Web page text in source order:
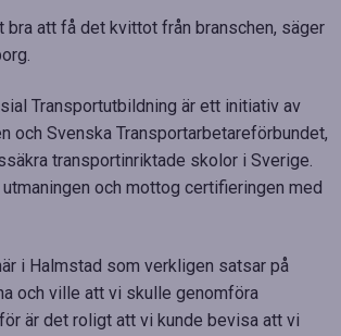
bra att få det kvittot från branschen, säger
Transportutbildning är ett initiativ av
och Svenska Transportarbetareförbundet,
transportinriktade skolor i Sverige.
och mottog certifieringen med
i Halmstad som verkligen satsar på
och ville att vi skulle genomföra
är det roligt att vi kunde bevisa att vi